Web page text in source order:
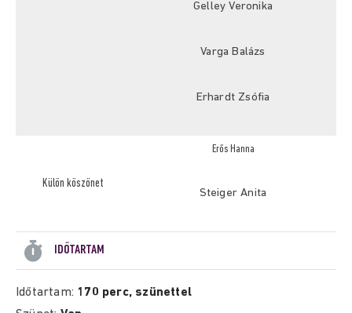
Gelley Veronika
Varga Balázs
Erhardt Zsófia
Külön köszönet
Erős Hanna
Steiger Anita
IDŐTARTAM
Időtartam: 170 perc, szünettel